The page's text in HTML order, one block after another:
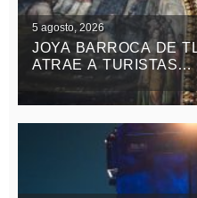
5 agosto, 2026
JOYA BARROCA DE
ATRAE A TURISTAS
NACIONALES Y